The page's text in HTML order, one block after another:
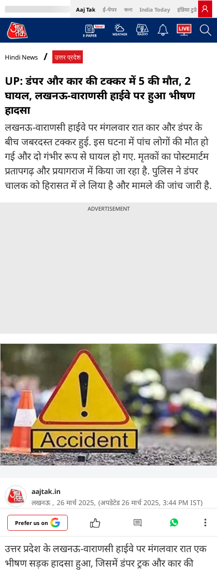
Aaj Tak ई-पेपर বাংলা India Today इंडिया टुडे हिंदी
MumbaiTak Cosmopolitan Harper's Bazaar Northeast
Hindi News उत्तर प्रदेश
UP: डंपर और कार की टक्कर में 5 की मौत, 2
घायल, लखनऊ-वाराणसी हाईवे पर हुआ भीषण
हादसा
लखनऊ-वाराणसी हाईवे पर मंगलवार रात कार और डंपर के
बीच जबरदस्त टक्कर हुई. इस घटना में पांच लोगों की मौत हो
गई और दो गंभीर रूप से घायल हो गए. मृतकों का पोस्टमार्टम
प्रतापगढ़ और प्रयागराज में किया जा रहा है. पुलिस ने डंपर
चालक को हिरासत में ले लिया है और मामले की जांच जारी है.
ADVERTISEMENT
aajtak.in
लखनऊ , 26 मार्च 2025, (अपडेटेड 26 मार्च 2025, 3:44 PM IST)
Prefer us on
उत्तर प्रदेश के लखनऊ-वाराणसी हाईवे पर मंगलवार रात एक
भीषण सड़क हादसा हुआ, जिसमें डंपर ट्रक और कार की